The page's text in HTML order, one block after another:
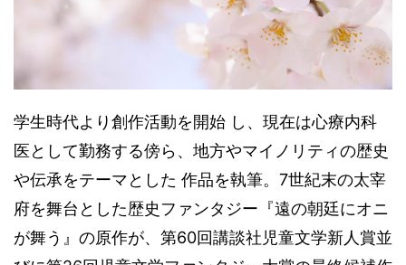
学生時代より創作活動を開始 し、現在は心療内科
医として勤務する傍ら、地方やマイノリティの歴史
や伝承をテーマとした 作品を執筆。7世紀末の太宰
府を舞台とした歴史ファンタジー『遠の朝廷にオニ
が舞う』の原作が、第60回講談社児童文学新人賞並